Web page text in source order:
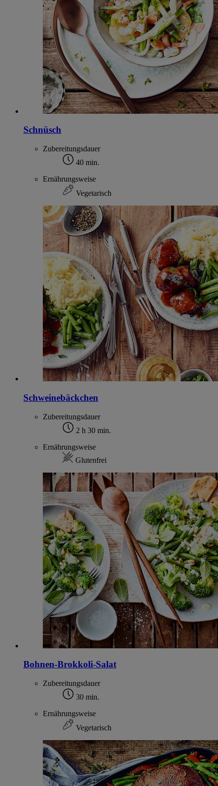
Schnüsch
Zubereitungsdauer
40 min.
Ernährungsweise
Vegetarisch
Schweinebäckchen
Zubereitungsdauer
2 h 30 min.
Ernährungsweise
Glutenfrei
Bohnen-Brokkoli-Salat
Zubereitungsdauer
30 min.
Ernährungsweise
Vegetarisch